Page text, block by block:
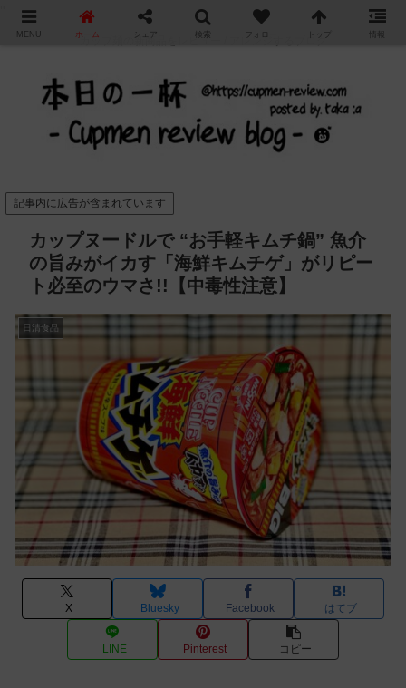
カップ麺の新商品をレビュー / アレンジするブログ
記事内に広告が含まれています
カップヌードルで “お手軽キムチ鍋” 魚介
の旨みがイカす「海鮮キムチゲ」がリピー
ト必至のウマさ!!【中毒性注意】
日清食品
X Bluesky Facebook はてブ
LINE Pinterest コピー
MENU ホーム シェア 検索 フォロー トップ 情報